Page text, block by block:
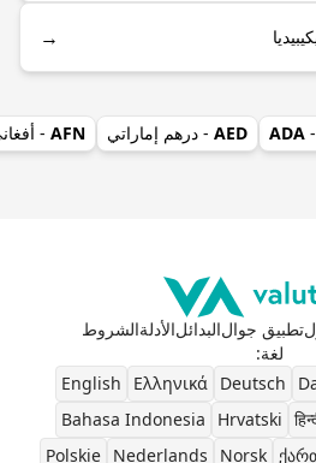
→
ADA
AED - درهم إماراتي AFN
-
تطبيق جوالالبدائلالأدلةالشروط
لغة:
Deutsch
Ελληνικά
English
Hrvatski
Bahasa Indonesia
Norsk
Nederlands
Polskie